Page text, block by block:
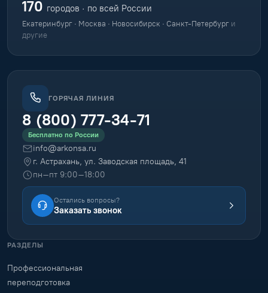
170 городов · по всей России
Екатеринбург · Москва · Новосибирск · Санкт-Петербург и
другие
ГОРЯЧАЯ ЛИНИЯ
8 (800) 777-34-71
Бесплатно по России
info@arkonsa.ru
г. Астрахань, ул. Заводская площадь, 41
пн–пт 9:00–18:00
Остались вопросы?
Заказать звонок
РАЗДЕЛЫ
Профессиональная
переподготовка